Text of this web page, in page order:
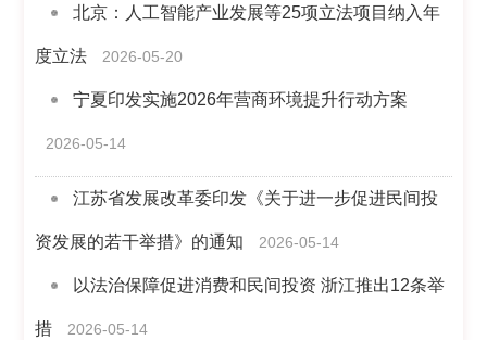
北京：人工智能产业发展等25项立法项目纳入年
度立法 2026-05-20
宁夏印发实施2026年营商环境提升行动方案
2026-05-14
江苏省发展改革委印发《关于进一步促进民间投
资发展的若干举措》的通知 2026-05-14
以法治保障促进消费和民间投资 浙江推出12条举
措 2026-05-14